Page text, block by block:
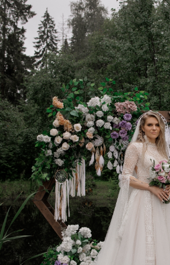
ПЛОЩАДКИ